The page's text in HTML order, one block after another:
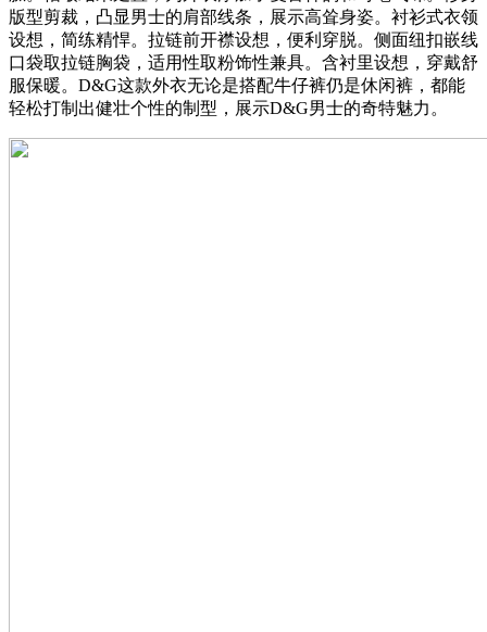
版型剪裁，凸显男士的肩部线条，展示高耸身姿。衬衫式衣领
设想，简练精悍。拉链前开襟设想，便利穿脱。侧面纽扣嵌线
口袋取拉链胸袋，适用性取粉饰性兼具。含衬里设想，穿戴舒
服保暖。D&G这款外衣无论是搭配牛仔裤仍是休闲裤，都能
轻松打制出健壮个性的制型，展示D&G男士的奇特魅力。